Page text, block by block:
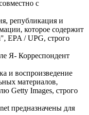
с
републикация и
которое содержит
EPA / UPG, строго
Я- Корреспондент
и воспроизведение
материалов,
Getty Images, строго
предназначены для